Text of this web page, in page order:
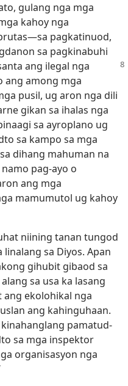
gulang nga mga
kahoy nga
pagkatinuod,
sa pagkinabuhi
ang ilegal nga
ang among mga
pusil, ug aron nga dili
gikan sa ihalas nga
sa ayroplano ug
sa kampo sa mga
dihang mahuman na
pag-ayo o
ang mga
mamumutol ug kahoy
niining tanan tungod
sa Diyos. Apan
gihubit gibaod sa
sa usa ka lasang
ekolohikal nga
ang kahinguhaan.
pamatud-
sa mga inspektor
organisasyon nga